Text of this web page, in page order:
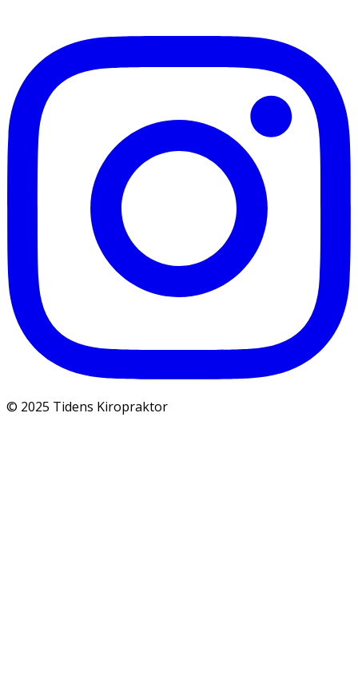
© 2025 Tidens Kiropraktor